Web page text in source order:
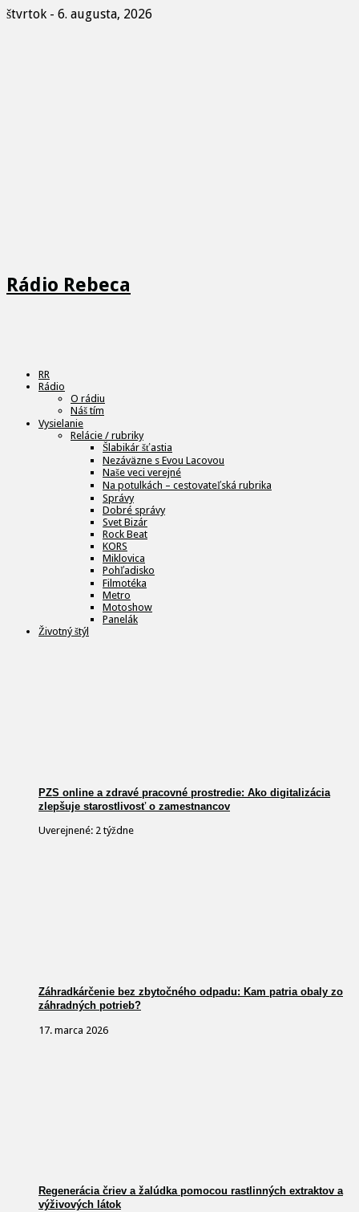
štvrtok - 6. augusta, 2026
Rádio Rebeca
RR
Rádio
O rádiu
Náš tím
Vysielanie
Relácie / rubriky
Šlabikár šťastia
Nezáväzne s Evou Lacovou
Naše veci verejné
Na potulkách – cestovateľská rubrika
Správy
Dobré správy
Svet Bizár
Rock Beat
KORS
Miklovica
Pohľadisko
Filmotéka
Metro
Motoshow
Panelák
Životný štýl
PZS online a zdravé pracovné prostredie: Ako digitalizácia
zlepšuje starostlivosť o zamestnancov
Uverejnené: 2 týždne
Záhradkárčenie bez zbytočného odpadu: Kam patria obaly zo
záhradných potrieb?
17. marca 2026
Regenerácia čriev a žalúdka pomocou rastlinných extraktov a
výživových látok